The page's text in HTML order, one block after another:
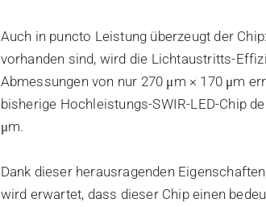
Auch in puncto Leistung überzeugt der
vorhanden sind, wird die Lichtaustritts-
Abmessungen von nur 270 μm × 170 μm
bisherige Hochleistungs-SWIR-LED-Chip
μm.
Dank dieser herausragenden
wird erwartet, dass dieser Chip einen